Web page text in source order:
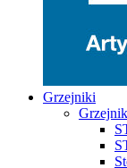
Grzejniki